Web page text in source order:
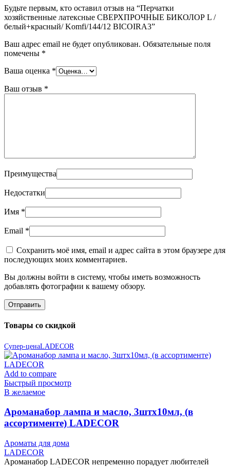
Будьте первым, кто оставил отзыв на “Перчатки
хозяйственные латексные СВЕРХПРОЧНЫЕ БИКОЛОР L /
белый+красный/ Komfi/144/12 BICOIRA3”
Ваш адрес email не будет опубликован. Обязательные поля
помечены *
Ваша оценка *
Ваш отзыв *
Преимущества
Недостатки
Имя *
Email *
Сохранить моё имя, email и адрес сайта в этом браузере для
последующих моих комментариев.
Вы должны войти в систему, чтобы иметь возможность
добавлять фотографии к вашему обзору.
Товары со скидкой
Супер-ценаLADECOR
Add to compare
Быстрый просмотр
В желаемое
Ароманабор лампа и масло, 3штx10мл, (в
ассортименте) LADECOR
Ароматы для дома
LADECOR
Ароманабор LADECOR непременно порадует любителей